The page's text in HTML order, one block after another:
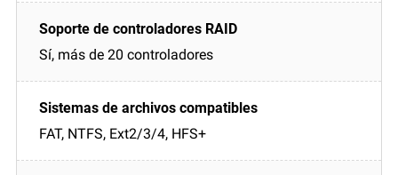
Sí, más de 20 controladores
FAT, NTFS, Ext2/3/4, HFS+